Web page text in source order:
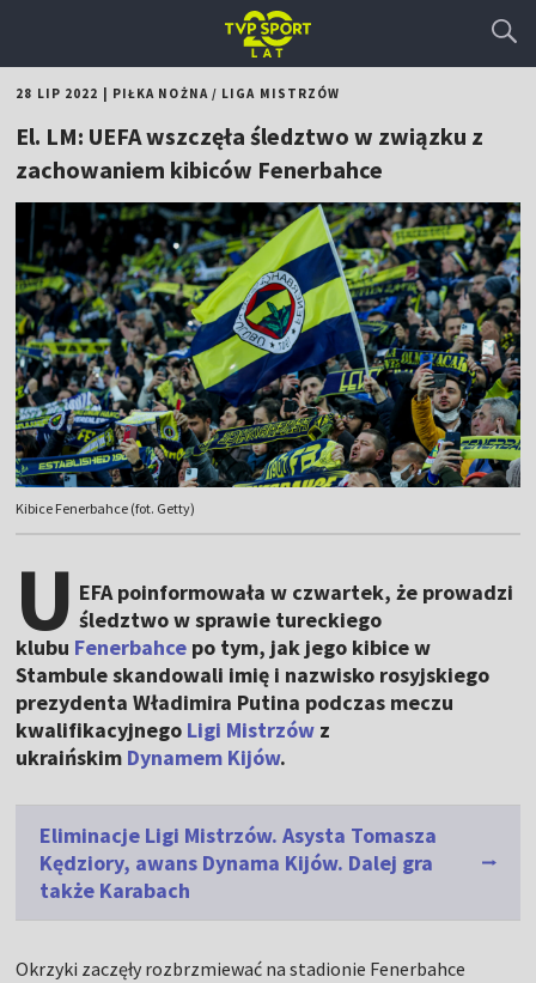
28 LIP 2022 PIŁKA NOŻNA/ LIGA MISTRZÓW
El. LM: UEFA wszczęła śledztwo w związku z
zachowaniem kibiców Fenerbahce
Kibice Fenerbahce (fot. Getty)
U EFA poinformowała w czwartek, że prowadzi
śledztwo w sprawie tureckiego
klubu Fenerbahce po tym, jak jego kibice w
Stambule skandowali imię i nazwisko rosyjskiego
prezydenta Władimira Putina podczas meczu
kwalifikacyjnego Ligi Mistrzów z
ukraińskim Dynamem Kijów.
Eliminacje Ligi Mistrzów. Asysta Tomasza
Kędziory, awans Dynama Kijów. Dalej gra
także Karabach
Okrzyki zaczęły rozbrzmiewać na stadionie Fenerbahce